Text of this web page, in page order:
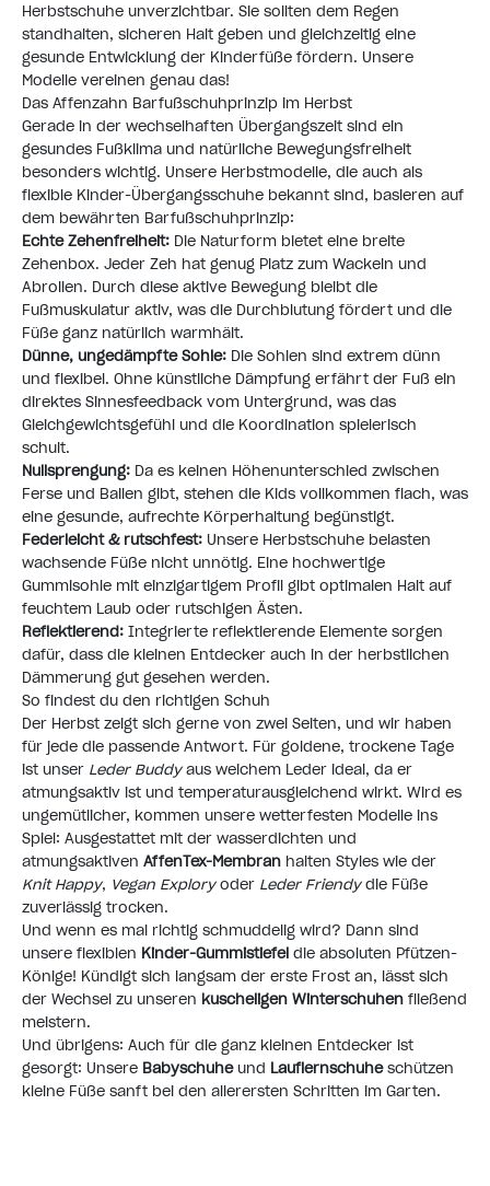
Herbstschuhe unverzichtbar. Sie sollten dem Regen
standhalten, sicheren Halt geben und gleichzeitig eine
gesunde Entwicklung der Kinderfüße fördern. Unsere
Modelle vereinen genau das!
Das Affenzahn Barfußschuhprinzip im Herbst
Gerade in der wechselhaften Übergangszeit sind ein
gesundes Fußklima und natürliche Bewegungsfreiheit
besonders wichtig. Unsere Herbstmodelle, die auch als
flexible Kinder-Übergangsschuhe bekannt sind, basieren auf
dem bewährten Barfußschuhprinzip:
Echte Zehenfreiheit: Die Naturform bietet eine breite
Zehenbox. Jeder Zeh hat genug Platz zum Wackeln und
Abrollen. Durch diese aktive Bewegung bleibt die
Fußmuskulatur aktiv, was die Durchblutung fördert und die
Füße ganz natürlich warmhält.
Dünne, ungedämpfte Sohle: Die Sohlen sind extrem dünn
und flexibel. Ohne künstliche Dämpfung erfährt der Fuß ein
direktes Sinnesfeedback vom Untergrund, was das
Gleichgewichtsgefühl und die Koordination spielerisch
schult.
Nullsprengung: Da es keinen Höhenunterschied zwischen
Ferse und Ballen gibt, stehen die Kids vollkommen flach, was
eine gesunde, aufrechte Körperhaltung begünstigt.
Federleicht & rutschfest: Unsere Herbstschuhe belasten
wachsende Füße nicht unnötig. Eine hochwertige
Gummisohle mit einzigartigem Profil gibt optimalen Halt auf
feuchtem Laub oder rutschigen Ästen.
Reflektierend: Integrierte reflektierende Elemente sorgen
dafür, dass die kleinen Entdecker auch in der herbstlichen
Dämmerung gut gesehen werden.
So findest du den richtigen Schuh
Der Herbst zeigt sich gerne von zwei Seiten, und wir haben
für jede die passende Antwort. Für goldene, trockene Tage
ist unser Leder Buddyaus weichem Leder ideal, da er
atmungsaktiv ist und temperaturausgleichend wirkt. Wird es
ungemütlicher, kommen unsere wetterfesten Modelle ins
Spiel: Ausgestattet mit der wasserdichten und
atmungsaktiven AffenTex-Membran halten Styles wie der
Knit Happy, Vegan Exploryoder Leder Friendydie Füße
zuverlässig trocken.
Und wenn es mal richtig schmuddelig wird? Dann sind
unsere flexiblen Kinder-Gummistiefel die absoluten Pfützen-
Könige! Kündigt sich langsam der erste Frost an, lässt sich
der Wechsel zu unseren kuscheligen Winterschuhen fließend
meistern.
Und übrigens: Auch für die ganz kleinen Entdecker ist
gesorgt: Unsere Babyschuheund Lauflernschuheschützen
kleine Füße sanft bei den allerersten Schritten im Garten.